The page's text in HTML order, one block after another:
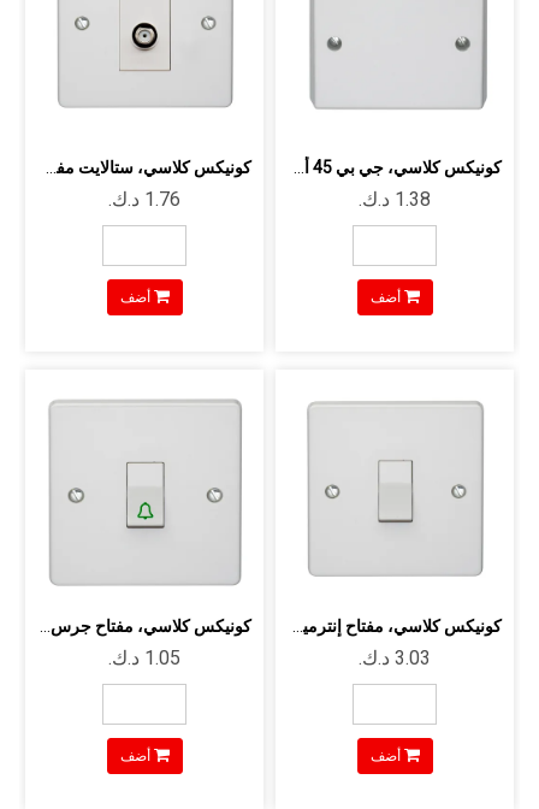
أضف
كونيكس كلاسي، ستالايت مفرد أبيض
أضف
كونيكس كلاسي، مفتاح إنترميديت أبيض
أضف أضف